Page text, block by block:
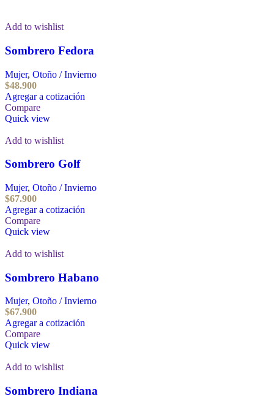
Add to wishlist
Sombrero Fedora
Mujer, Otoño / Invierno
$48.900
Agregar a cotización
Compare
Quick view
Add to wishlist
Sombrero Golf
Mujer, Otoño / Invierno
$67.900
Agregar a cotización
Compare
Quick view
Add to wishlist
Sombrero Habano
Mujer, Otoño / Invierno
$67.900
Agregar a cotización
Compare
Quick view
Add to wishlist
Sombrero Indiana